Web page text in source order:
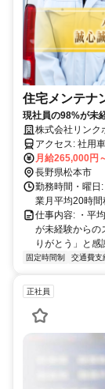
住宅メンテナ
現社員の98%が未
株式会社リンク
アクセス:
月給265,000円
長野県松本市
勤務時間・曜
業月平均20時間
仕事内容: ・平
が未経験からの
りがとう」と
固定時間制 交通費支
正社員